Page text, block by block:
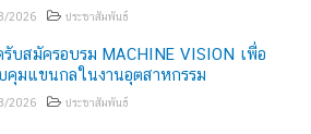
2026 ประชาสัมพันธ์
รับสมัครอบรม MACHINE VISION เพื่อ
คุมแขนกลในงานอุตสาหกรรม
2026 ประชาสัมพันธ์